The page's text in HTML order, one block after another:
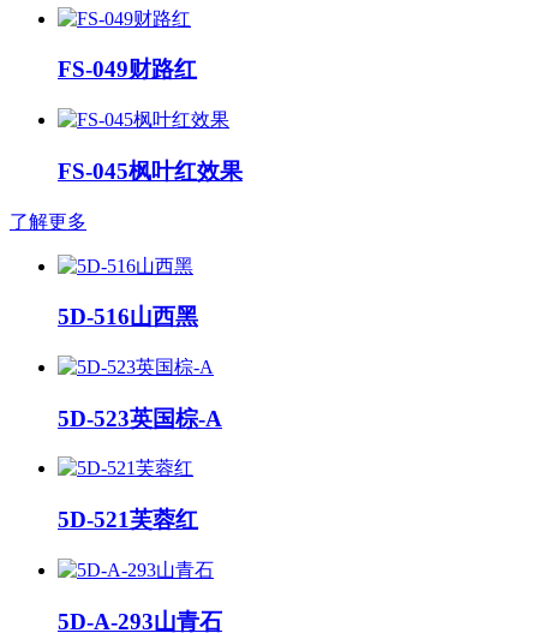
FS-049财路红
FS-045枫叶红效果
了解更多
5D-516山西黑
5D-523英国棕-A
5D-521芙蓉红
5D-A-293山青石